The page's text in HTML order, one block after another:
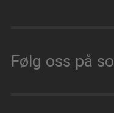
Følg oss på